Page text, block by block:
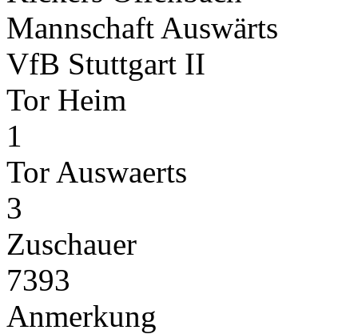
Mannschaft Auswärts
VfB Stuttgart II
Tor Heim
1
Tor Auswaerts
3
Zuschauer
7393
Anmerkung